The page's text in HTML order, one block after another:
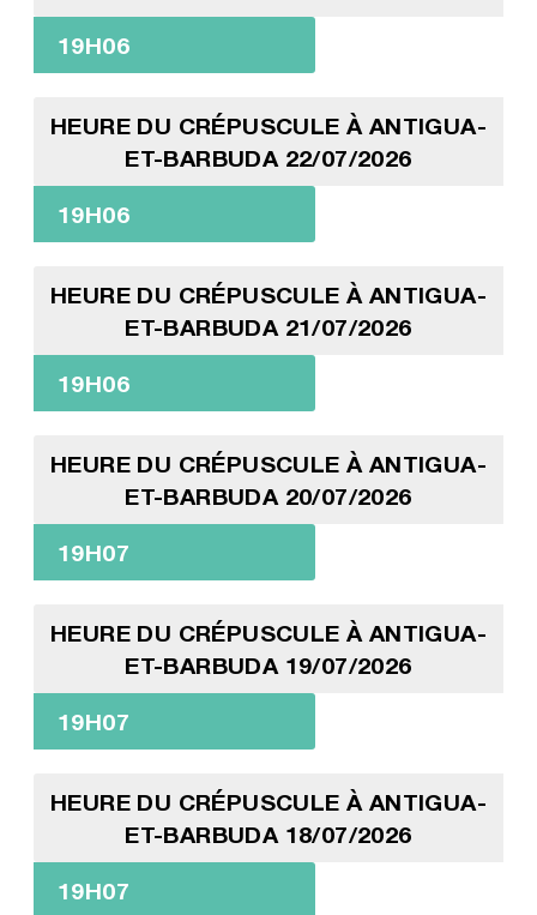
19H06
HEURE DU CRÉPUSCULE À ANTIGUA-
ET-BARBUDA 22/07/2026
19H06
HEURE DU CRÉPUSCULE À ANTIGUA-
ET-BARBUDA 21/07/2026
19H06
HEURE DU CRÉPUSCULE À ANTIGUA-
ET-BARBUDA 20/07/2026
19H07
HEURE DU CRÉPUSCULE À ANTIGUA-
ET-BARBUDA 19/07/2026
19H07
HEURE DU CRÉPUSCULE À ANTIGUA-
ET-BARBUDA 18/07/2026
19H07